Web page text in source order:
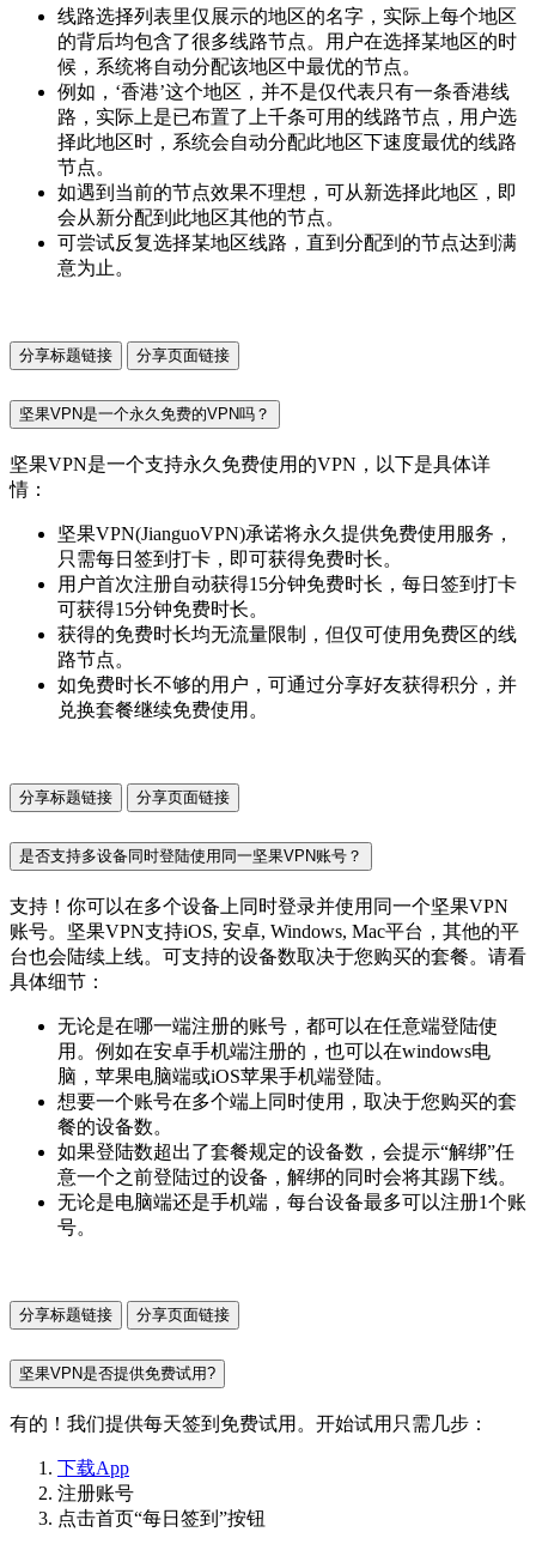
线路选择列表里仅展示的地区的名字，实际上每个地区
的背后均包含了很多线路节点。用户在选择某地区的时
候，系统将自动分配该地区中最优的节点。
例如，‘香港’这个地区，并不是仅代表只有一条香港线
路，实际上是已布置了上千条可用的线路节点，用户选
择此地区时，系统会自动分配此地区下速度最优的线路
节点。
如遇到当前的节点效果不理想，可从新选择此地区，即
会从新分配到此地区其他的节点。
可尝试反复选择某地区线路，直到分配到的节点达到满
意为止。
分享标题链接 分享页面链接
坚果VPN是一个永久免费的VPN吗？
坚果VPN是一个支持永久免费使用的VPN，以下是具体详
情：
坚果VPN(JianguoVPN)承诺将永久提供免费使用服务，
只需每日签到打卡，即可获得免费时长。
用户首次注册自动获得15分钟免费时长，每日签到打卡
可获得15分钟免费时长。
获得的免费时长均无流量限制，但仅可使用免费区的线
路节点。
如免费时长不够的用户，可通过分享好友获得积分，并
兑换套餐继续免费使用。
分享标题链接 分享页面链接
是否支持多设备同时登陆使用同一坚果VPN账号？
支持！你可以在多个设备上同时登录并使用同一个坚果VPN
账号。坚果VPN支持iOS, 安卓, Windows, Mac平台，其他的平
台也会陆续上线。可支持的设备数取决于您购买的套餐。请看
具体细节：
无论是在哪一端注册的账号，都可以在任意端登陆使
用。例如在安卓手机端注册的，也可以在windows电
脑，苹果电脑端或iOS苹果手机端登陆。
想要一个账号在多个端上同时使用，取决于您购买的套
餐的设备数。
如果登陆数超出了套餐规定的设备数，会提示“解绑”任
意一个之前登陆过的设备，解绑的同时会将其踢下线。
无论是电脑端还是手机端，每台设备最多可以注册1个账
号。
分享标题链接 分享页面链接
坚果VPN是否提供免费试用?
有的！我们提供每天签到免费试用。开始试用只需几步：
下载App
注册账号
点击首页“每日签到”按钮